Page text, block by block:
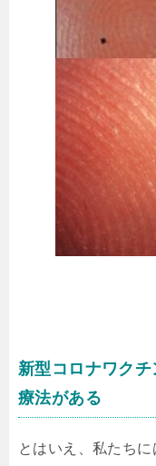
新型コロナワク
療法がある
とはいえ、私たち